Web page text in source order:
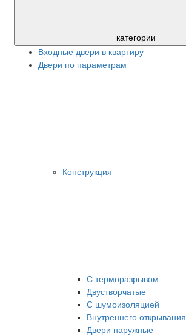
категории
Входные двери в квартиру
Двери по параметрам
Конструкция
С терморазрывом
Двустворчатые
С шумоизоляцией
Внутреннего открывания
Двери наружные